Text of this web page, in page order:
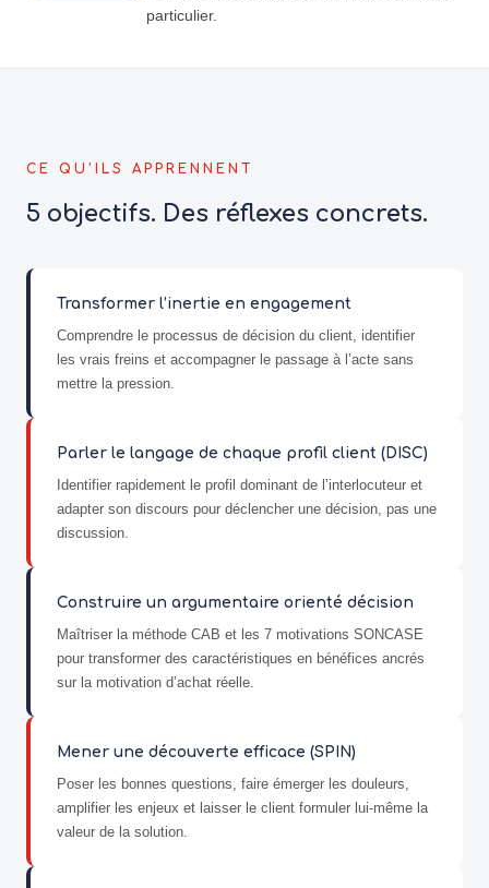
particulier.
CE QU’ILS APPRENNENT
5 objectifs. Des réflexes concrets.
Transformer l’inertie en engagement
Comprendre le processus de décision du client, identifier
les vrais freins et accompagner le passage à l’acte sans
mettre la pression.
Parler le langage de chaque profil client (DISC)
Identifier rapidement le profil dominant de l’interlocuteur et
adapter son discours pour déclencher une décision, pas une
discussion.
Construire un argumentaire orienté décision
Maîtriser la méthode CAB et les 7 motivations SONCASE
pour transformer des caractéristiques en bénéfices ancrés
sur la motivation d’achat réelle.
Mener une découverte efficace (SPIN)
Poser les bonnes questions, faire émerger les douleurs,
amplifier les enjeux et laisser le client formuler lui-même la
valeur de la solution.